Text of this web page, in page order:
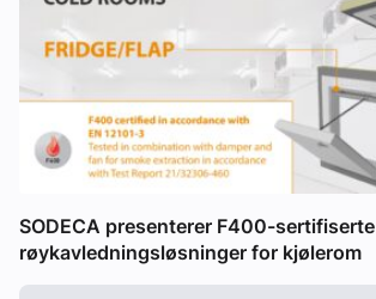
SODECA presenterer F400-sertifiserte
røykavledningsløsninger for kjølerom